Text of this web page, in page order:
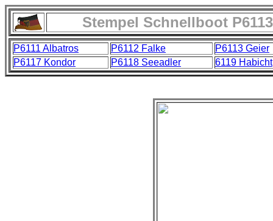
Stempel Schnellboot
P6111 Albatros P6112 Falke
P6113 Geier
P6117 Kondor
P6118 Seeadler 6119 Habicht